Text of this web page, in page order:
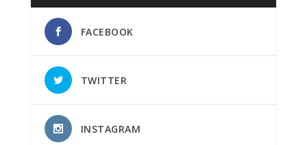
FACEBOOK
TWITTER
INSTAGRAM